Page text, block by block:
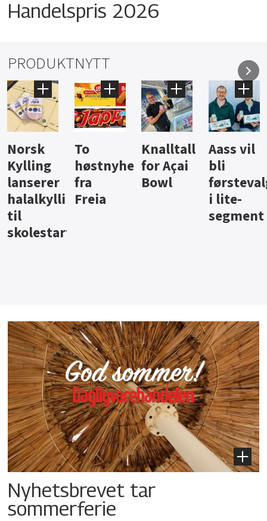
Handelspris 2026
PRODUKTNYTT
Knalltall
for Açai
Bowl
Aass vil
bli
førstevalg
i lite-
Brus og
jus fra
Berentsen
Hard
iste fra
Hansa
Nyhetsbrevet tar
sommerferie